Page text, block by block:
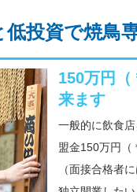
投資で焼鳥
150万円（
来ます
一般的に飲食
盟金150万円（
（面接合格者